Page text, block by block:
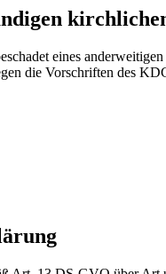
eines
die Vorschriften des